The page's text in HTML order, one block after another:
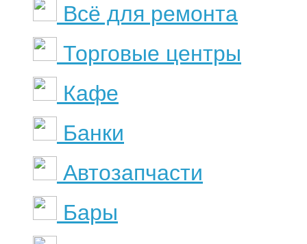
Всё для ремонта
Торговые центры
Кафе
Банки
Автозапчасти
Бары